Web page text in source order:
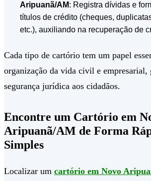
Aripuanã/AM: Registra dívidas e
títulos de crédito (cheques,
etc.), auxiliando na recuperação de
Cada tipo de cartório tem um papel
organização da vida civil e empresarial,
segurança jurídica aos cidadãos.
Encontre um Cartório em
Aripuanã/AM de Forma
Simples
Localizar um cartório em Novo